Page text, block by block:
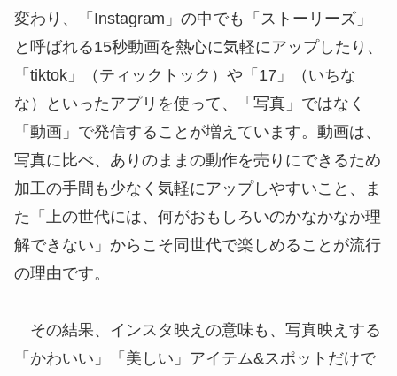
変わり、「Instagram」の中でも「ストーリーズ」
と呼ばれる15秒動画を熱心に気軽にアップしたり、
「tiktok」（ティックトック）や「17」（いちな
な）といったアプリを使って、「写真」ではなく
「動画」で発信することが増えています。動画は、
写真に比べ、ありのままの動作を売りにできるため
加工の手間も少なく気軽にアップしやすいこと、ま
た「上の世代には、何がおもしろいのかなかなか理
解できない」からこそ同世代で楽しめることが流行
の理由です。
その結果、インスタ映えの意味も、写真映えする
「かわいい」「美しい」アイテム&スポットだけで